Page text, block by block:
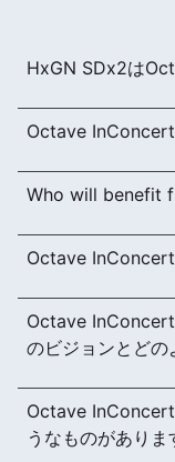
HxGN SDx2は
Octave InConcert
Who will benefit
Octave InConcert
Octave
のビジョンとどの
Octave InConcert
うなものがありま